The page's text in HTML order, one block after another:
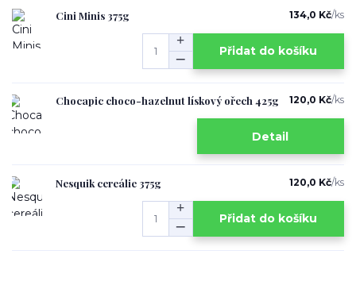
Cini Minis 375g 134,0 Kč/ks
Přidat do košíku
Chocapic choco-hazelnut lískový ořech 425g 120,0 Kč/ks
Detail
Nesquik cereálie 375g 120,0 Kč/ks
Přidat do košíku